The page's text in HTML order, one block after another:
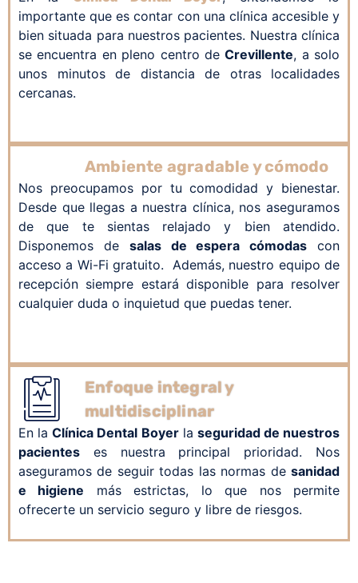
importante que es contar con una clínica accesible y
bien situada para nuestros pacientes. Nuestra clínica
se encuentra en pleno centro deCrevillente, a solo
unos minutos de distancia de otras localidades
cercanas.
Ambiente agradable y cómodo
Nos preocupamos por tu comodidad y bienestar.
Desde que llegas a nuestra clínica, nos aseguramos
de que te sientas relajado y bien atendido.
Disponemos de salas de espera cómodas con
acceso a Wi-Fi gratuito. Además, nuestro equipo de
recepción siempre estará disponible para resolver
cualquier duda o inquietud que puedas tener.
Enfoque integral y
multidisciplinar
En laClínica Dental Boyerla seguridad de nuestros
pacientes es nuestra principal prioridad. Nos
aseguramos de seguir todas las normas de sanidad
e higiene más estrictas, lo que nos permite
ofrecerte un servicio seguro y libre de riesgos.